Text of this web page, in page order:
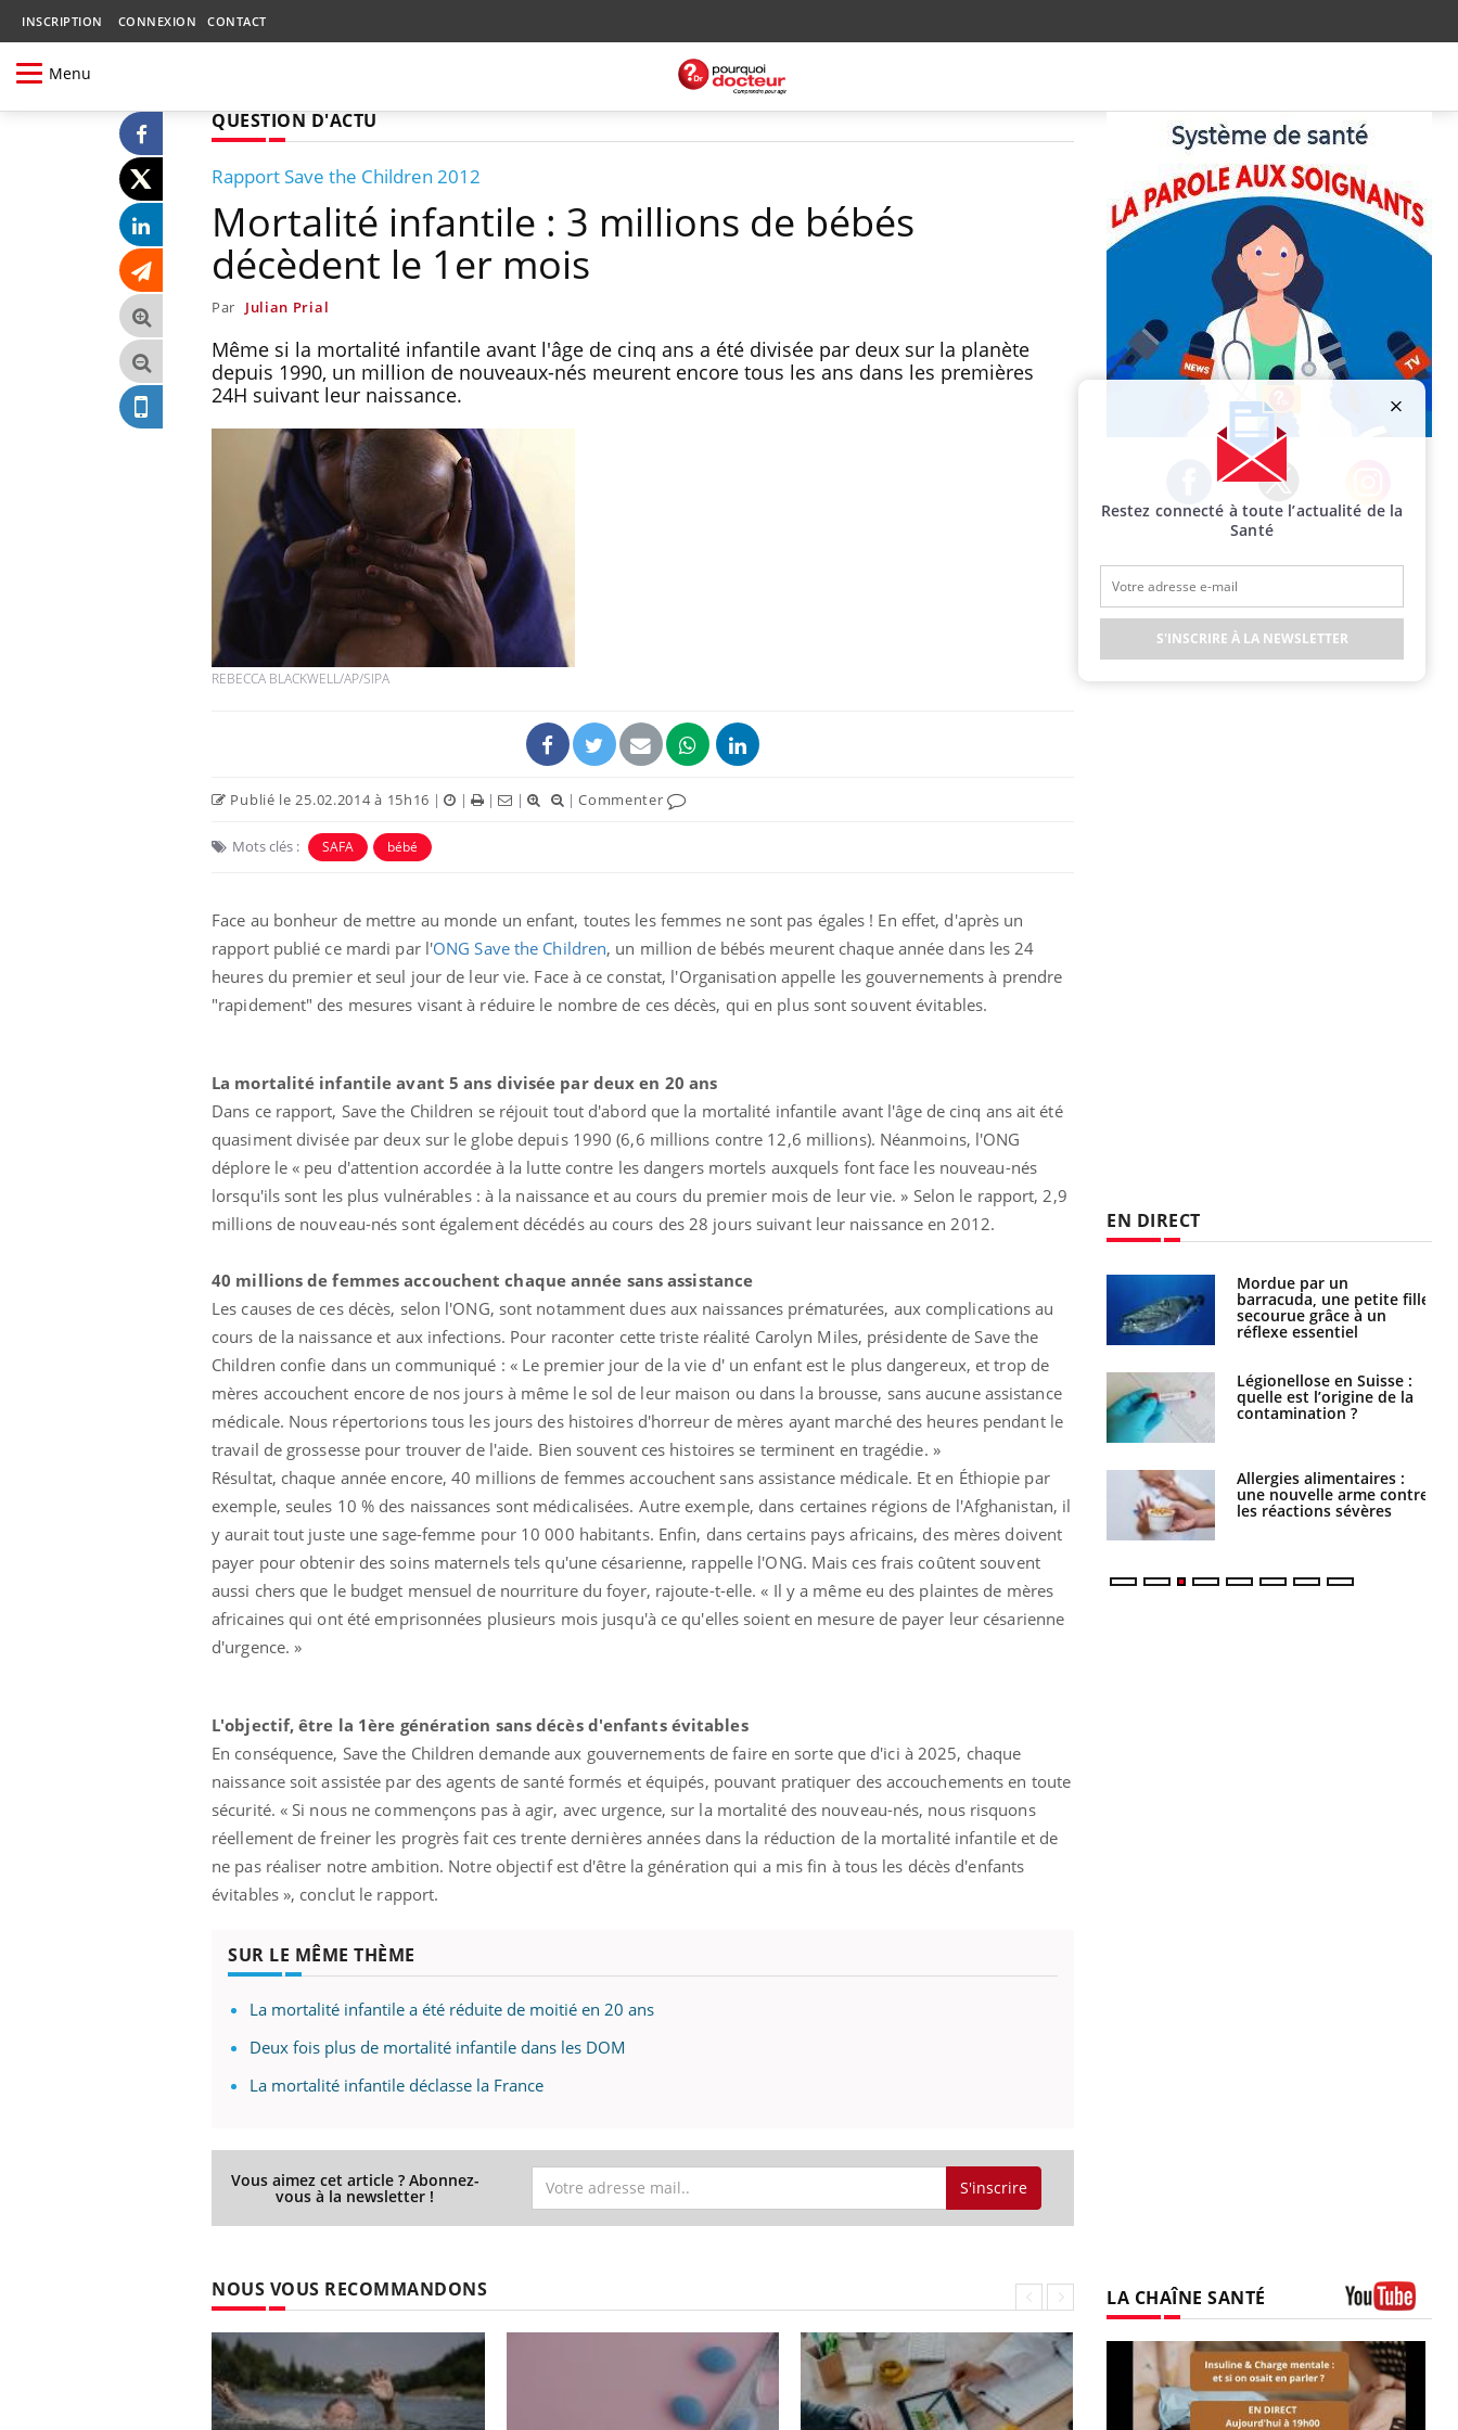
INSCRIPTION CONNEXION CONTACT
Menu
QUESTION D'ACTU
Rapport Save the Children 2012
Mortalité infantile : 3 millions de bébés
décèdent le 1er mois
Par Julian Prial
Même si la mortalité infantile avant l'âge de cinq ans a été divisée par deux sur la planète
depuis 1990, un million de nouveaux-nés meurent encore tous les ans dans les premières
24H suivant leur naissance.
REBECCA BLACKWELL/AP/SIPA
Publié le 25.02.2014 à 15h16 | | | | |Commenter
Mots clés : SAFA bébé
Face au bonheur de mettre au monde un enfant, toutes les femmes ne sont pas égales ! En effet, d'après un
rapport publié ce mardi par l'ONG Save the Children, un million de bébés meurent chaque année dans les 24
heures du premier et seul jour de leur vie. Face à ce constat, l'Organisation appelle les gouvernements à prendre
"rapidement" des mesures visant à réduire le nombre de ces décès, qui en plus sont souvent évitables.
La mortalité infantile avant 5 ans divisée par deux en 20 ans
Dans ce rapport, Save the Children se réjouit tout d'abord que la mortalité infantile avant l'âge de cinq ans ait été
quasiment divisée par deux sur le globe depuis 1990 (6,6 millions contre 12,6 millions). Néanmoins, l'ONG
déplore le « peu d'attention accordée à la lutte contre les dangers mortels auxquels font face les nouveau-nés
lorsqu'ils sont les plus vulnérables : à la naissance et au cours du premier mois de leur vie. » Selon le rapport, 2,9
millions de nouveau-nés sont également décédés au cours des 28 jours suivant leur naissance en 2012.
40 millions de femmes accouchent chaque année sans assistance
Les causes de ces décès, selon l'ONG, sont notamment dues aux naissances prématurées, aux complications au
cours de la naissance et aux infections. Pour raconter cette triste réalité Carolyn Miles, présidente de Save the
Children confie dans un communiqué : « Le premier jour de la vie d' un enfant est le plus dangereux, et trop de
mères accouchent encore de nos jours à même le sol de leur maison ou dans la brousse, sans aucune assistance
médicale. Nous répertorions tous les jours des histoires d'horreur de mères ayant marché des heures pendant le
travail de grossesse pour trouver de l'aide. Bien souvent ces histoires se terminent en tragédie. »
Résultat, chaque année encore, 40 millions de femmes accouchent sans assistance médicale. Et en Éthiopie par
exemple, seules 10 % des naissances sont médicalisées. Autre exemple, dans certaines régions de l'Afghanistan, il
y aurait tout juste une sage-femme pour 10 000 habitants. Enfin, dans certains pays africains, des mères doivent
payer pour obtenir des soins maternels tels qu'une césarienne, rappelle l'ONG. Mais ces frais coûtent souvent
aussi chers que le budget mensuel de nourriture du foyer, rajoute-t-elle. « Il y a même eu des plaintes de mères
africaines qui ont été emprisonnées plusieurs mois jusqu'à ce qu'elles soient en mesure de payer leur césarienne
d'urgence. »
L'objectif, être la 1ère génération sans décès d'enfants évitables
En conséquence, Save the Children demande aux gouvernements de faire en sorte que d'ici à 2025, chaque
naissance soit assistée par des agents de santé formés et équipés, pouvant pratiquer des accouchements en toute
sécurité. « Si nous ne commençons pas à agir, avec urgence, sur la mortalité des nouveau-nés, nous risquons
réellement de freiner les progrès fait ces trente dernières années dans la réduction de la mortalité infantile et de
ne pas réaliser notre ambition. Notre objectif est d'être la génération qui a mis fin à tous les décès d'enfants
évitables », conclut le rapport.
SUR LE MÊME THÈME
La mortalité infantile a été réduite de moitié en 20 ans
Deux fois plus de mortalité infantile dans les DOM
La mortalité infantile déclasse la France
Vous aimez cet article ? Abonnez-
vous à la newsletter ! S'inscrire
NOUS VOUS RECOMMANDONS
Facebook Twitter Instagram
EN DIRECT
Fortes chaleurs :
pourquoi le risque de
noyade grimpe-t-il ?
Le Viagra pourrait-il
freiner la propagation du
cancer ?
Pourquoi manger moins
finalement être bénéfique
que dit la science
Le smartphone nuit-il à
l'apprentissage de la
lecture ?
Mordue par une tique en
vacances, elle reste dans
le coma pendant 42 jours
Mordue par un
barracuda, une petite fille
secourue grâce à un
réflexe essentiel
Légionellose en Suisse :
quelle est l’origine de la
contamination ?
Allergies alimentaires :
une nouvelle arme contre
les réactions sévères
LA CHAÎNE SANTÉ
Restez connecté à toute l’actualité de la
Santé
S'INSCRIRE À LA NEWSLETTER